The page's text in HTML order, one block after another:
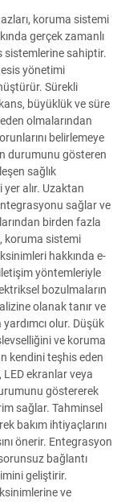
koruma sistemi
gerçek zamanlı
sistemlerine sahiptir.
yönetimi
Sürekli
büyüklük ve süre
olmalarından
belirlemeye
durumunu gösteren
sağlık
alır. Uzaktan
sağlar ve
birden fazla
koruma sistemi
hakkında e-
yöntemleriyle
bozulmaların
olanak tanır ve
olur. Düşük
ve koruma
kendini teşhis eden
ekranlar veya
göstererek
sağlar. Tahminsel
bakım ihtiyaçlarını
önerir. Entegrasyon
bağlantı
geliştirir.
ve